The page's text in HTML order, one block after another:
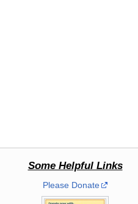
Some Helpful Links
Please Donate